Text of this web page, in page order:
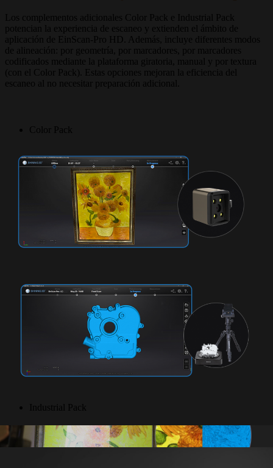
Los complementos adicionales Color Pack e Industrial Pack
potencian la experiencia de escaneo y extienden el ámbito de
aplicación de EinScan-Pro HD. Además, incluye diferentes modos
de alineación: por geometría, por marcadores, por marcadores
codificados mediante la plataforma giratoria, manual y por textura
(con el Color Pack). Estas opciones mejoran la eficiencia del
escaneo al no necesitar preparación adicional.
Color Pack
Industrial Pack